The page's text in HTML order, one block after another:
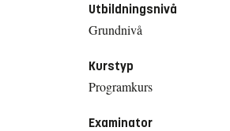
Utbildningsnivå
Grundnivå
Kurstyp
Programkurs
Examinator